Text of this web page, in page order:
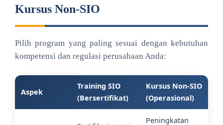
Kursus Non-SIO
Pilih program yang paling sesuai dengan kebutuhan
kompetensi dan regulasi perusahaan Anda:
Aspek
Training SIO
(Bersertifikat)
Kursus Non-SIO
(Operasional)
Peningkatan